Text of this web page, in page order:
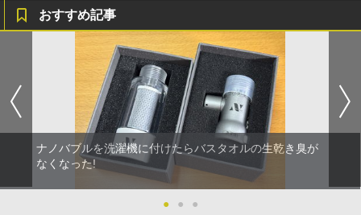
おすすめ記事
ナノバブルを洗濯機に付けたらバスタオルの生乾き臭が
なくなった!
● ● ●